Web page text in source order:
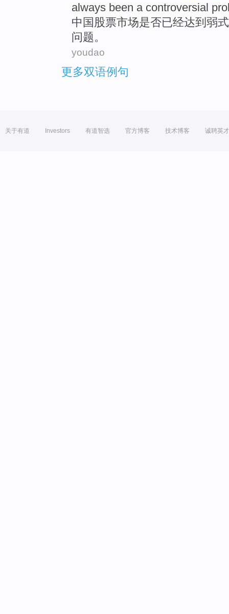
always been a controversial
中国 股票市场是否已经达到弱式
问题。
youdao
更多双语例句
关于有道 Investors 有道智选 官方博客 技术博客 诚聘英才